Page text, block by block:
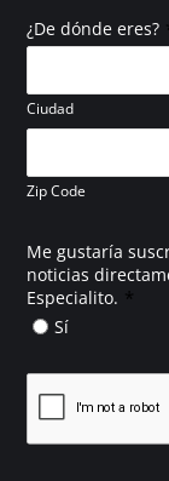
¿De dónde eres?
Ciudad
Zip Code
Me gustaría
noticias
Especialito. *
Sí